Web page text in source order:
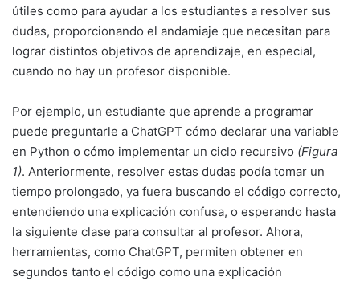
útiles como para ayudar a los estudiantes a resolver sus
dudas, proporcionando el andamiaje que necesitan para
lograr distintos objetivos de aprendizaje, en especial,
cuando no hay un profesor disponible.
Por ejemplo, un estudiante que aprende a programar
puede preguntarle a ChatGPT cómo declarar una variable
en Python o cómo implementar un ciclo recursivo (Figura
1). Anteriormente, resolver estas dudas podía tomar un
tiempo prolongado, ya fuera buscando el código correcto,
entendiendo una explicación confusa, o esperando hasta
la siguiente clase para consultar al profesor. Ahora,
herramientas, como ChatGPT, permiten obtener en
segundos tanto el código como una explicación